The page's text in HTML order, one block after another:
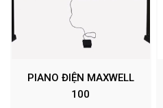
PIANO ĐIỆN MAXWELL
100